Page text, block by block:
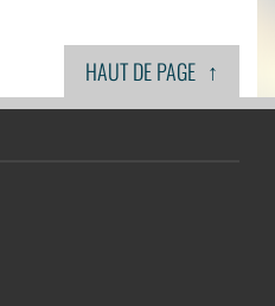
HAUT DE PAGE ↑